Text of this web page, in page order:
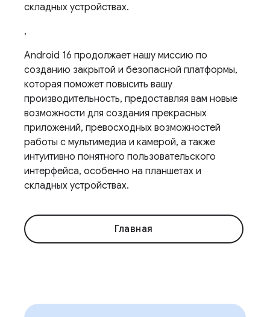
складных устройствах.
,
Android 16 продолжает нашу миссию по
созданию закрытой и безопасной платформы,
которая поможет повысить вашу
производительность, предоставляя вам новые
возможности для создания прекрасных
приложений, превосходных возможностей
работы с мультимедиа и камерой, а также
интуитивно понятного пользовательского
интерфейса, особенно на планшетах и ​​
складных устройствах.
Главная